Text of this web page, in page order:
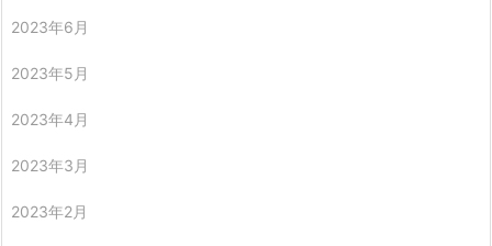
2023年6月
2023年5月
2023年4月
2023年3月
2023年2月